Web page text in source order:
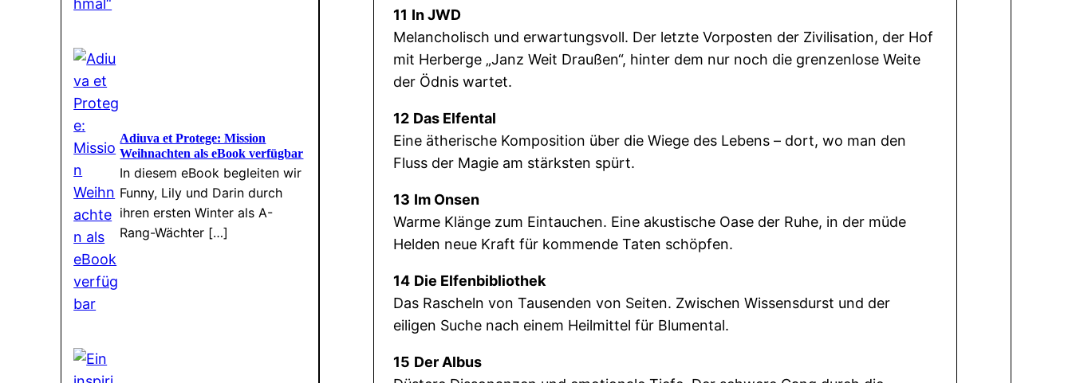
Adiuva et Protege: Mission
Weihnachten als eBook verfügbar
In diesem eBook begleiten wir
Funny, Lily und Darin durch
ihren ersten Winter als A-
Rang-Wächter […]
11 In JWD
Melancholisch und erwartungsvoll. Der letzte Vorposten der Zivilisation, der Hof
mit Herberge „Janz Weit Draußen“, hinter dem nur noch die grenzenlose Weite
der Ödnis wartet.
12 Das Elfental
Eine ätherische Komposition über die Wiege des Lebens – dort, wo man den
Fluss der Magie am stärksten spürt.
13 Im Onsen
Warme Klänge zum Eintauchen. Eine akustische Oase der Ruhe, in der müde
Helden neue Kraft für kommende Taten schöpfen.
14 Die Elfenbibliothek
Das Rascheln von Tausenden von Seiten. Zwischen Wissensdurst und der
eiligen Suche nach einem Heilmittel für Blumental.
15 Der Albus